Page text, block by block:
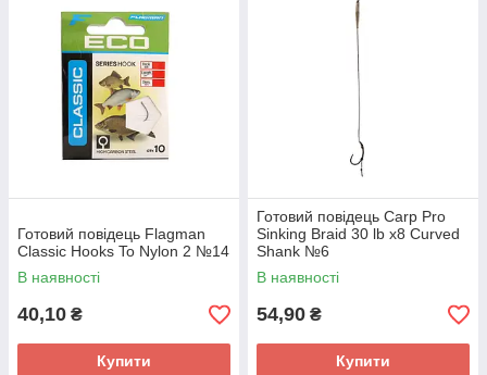
Готовий повідець Flagman
Classic Hooks To Nylon 2 №14
В наявності
40,10 ₴
Купити
Готовий повідець Carp Pro
Sinking Braid 30 lb x8 Curved
Shank №6
В наявності
54,90 ₴
Купити